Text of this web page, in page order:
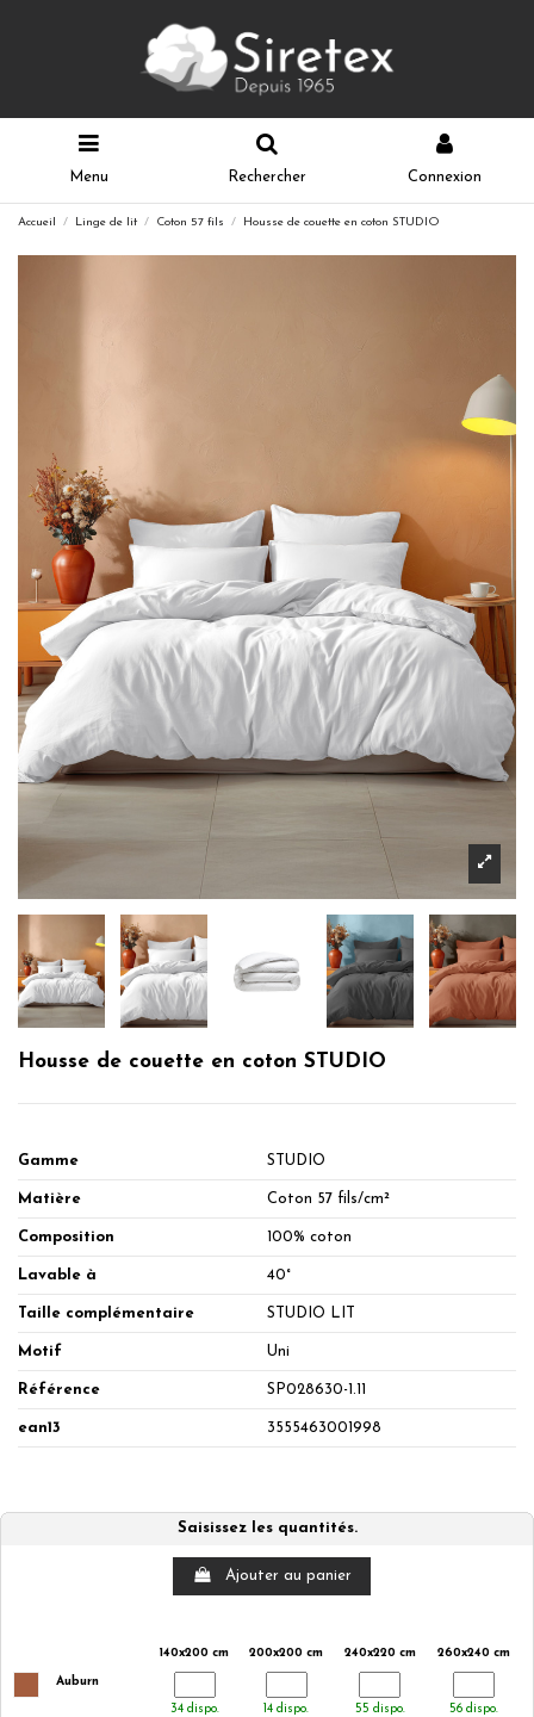
Menu Rechercher Connexion
Accueil Linge de lit Coton 57 fils Housse de couette en coton STUDIO
Housse de couette en coton STUDIO
Gamme STUDIO
Matière Coton 57 fils/cm²
Composition 100% coton
Lavable à 40°
Taille complémentaire STUDIO LIT
Motif Uni
Référence SP028630-1.11
ean13 3555463001998
Saisissez les quantités.
Ajouter au panier
140x200 cm 200x200 cm 240x220 cm 260x240 cm
Auburn
34 dispo. 14 dispo. 55 dispo. 56 dispo.